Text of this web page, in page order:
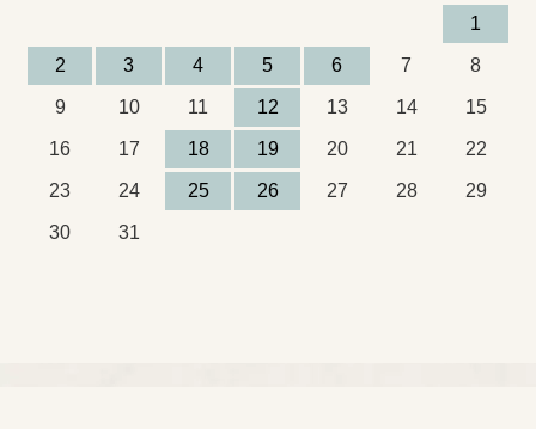
1
2 3 4 5 6 7 8
9 10 11 12 13 14 15
16 17 18 19 20 21 22
23 24 25 26 27 28 29
30 31